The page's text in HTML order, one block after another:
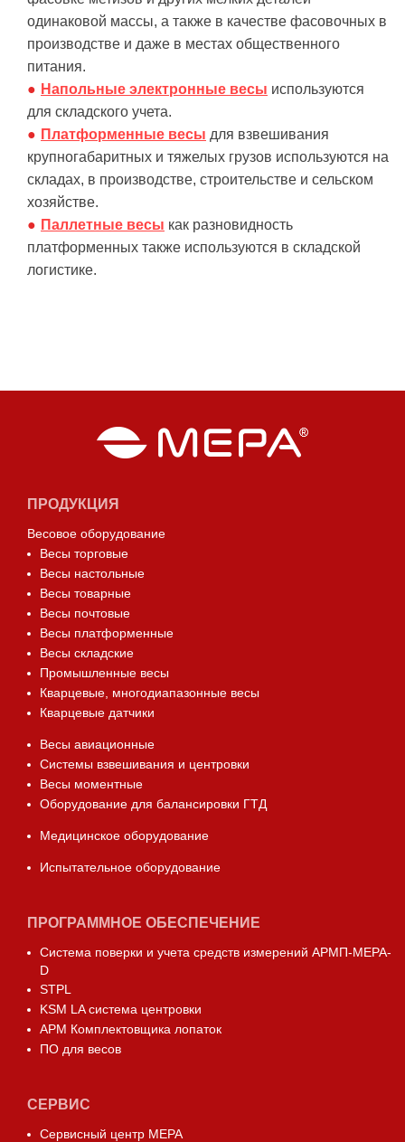
одинаковой массы, а также в качестве фасовочных в
производстве и даже в местах общественного
питания.
Напольные электронные весы используются
для складского учета.
Платформенные весы для взвешивания
крупногабаритных и тяжелых грузов используются на
складах, в производстве, строительстве и сельском
хозяйстве.
Паллетные весы как разновидность
платформенных также используются в складской
логистике.
ПРОДУКЦИЯ
Весовое оборудование
Весы торговые
Весы настольные
Весы товарные
Весы почтовые
Весы платформенные
Весы складские
Промышленные весы
Кварцевые, многодиапазонные весы
Кварцевые датчики
Весы авиационные
Системы взвешивания и центровки
Весы моментные
Оборудование для балансировки ГТД
Медицинское оборудование
Испытательное оборудование
ПРОГРАММНОЕ ОБЕСПЕЧЕНИЕ
Система поверки и учета средств измерений АРМП-МЕРА-
D
STPL
KSM LA система центровки
АРМ Комплектовщика лопаток
ПО для весов
СЕРВИС
Сервисный центр МЕРА